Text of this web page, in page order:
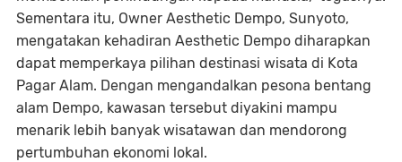
Sementara itu, Owner Aesthetic Dempo, Sunyoto,
mengatakan kehadiran Aesthetic Dempo diharapkan
dapat memperkaya pilihan destinasi wisata di Kota
Pagar Alam. Dengan mengandalkan pesona bentang
alam Dempo, kawasan tersebut diyakini mampu
menarik lebih banyak wisatawan dan mendorong
pertumbuhan ekonomi lokal.